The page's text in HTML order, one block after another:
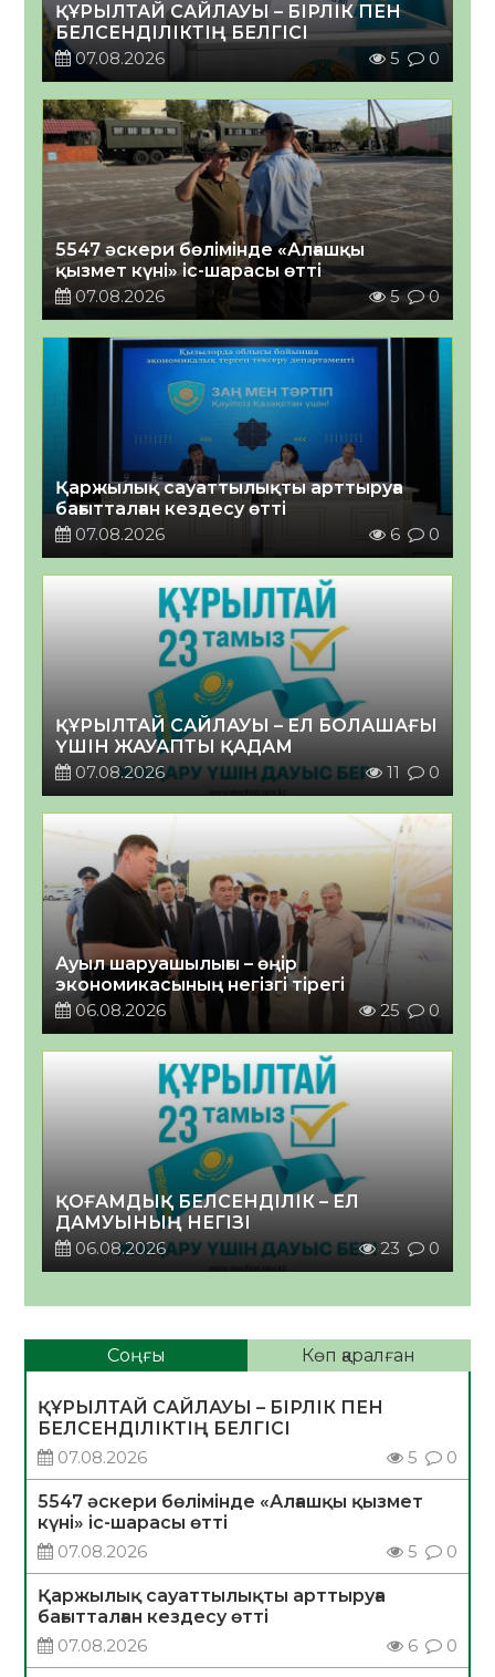
ҚҰРЫЛТАЙ САЙЛАУЫ – БІРЛІК ПЕН
БЕЛСЕНДІЛІКТІҢ БЕЛГІСІ
07.08.2026
5 0
5547 әскери бөлімінде «Алғашқы
қызмет күні» іс-шарасы өтті
07.08.2026
5 0
Қаржылық сауаттылықты арттыруға
бағытталған кездесу өтті
07.08.2026
6 0
ҚҰРЫЛТАЙ САЙЛАУЫ – ЕЛ БОЛАШАҒЫ
ҮШІН ЖАУАПТЫ ҚАДАМ
07.08.2026
11 0
Ауыл шаруашылығы – өңір
экономикасының негізгі тірегі
06.08.2026
25 0
ҚОҒАМДЫҚ БЕЛСЕНДІЛІК – ЕЛ
ДАМУЫНЫҢ НЕГІЗІ
06.08.2026
23 0
Соңғы Көп қаралған
ҚҰРЫЛТАЙ САЙЛАУЫ – БІРЛІК ПЕН
БЕЛСЕНДІЛІКТІҢ БЕЛГІСІ
07.08.2026
5 0
5547 әскери бөлімінде «Алғашқы қызмет
күні» іс-шарасы өтті
07.08.2026
5 0
Қаржылық сауаттылықты арттыруға
бағытталған кездесу өтті
07.08.2026
6 0